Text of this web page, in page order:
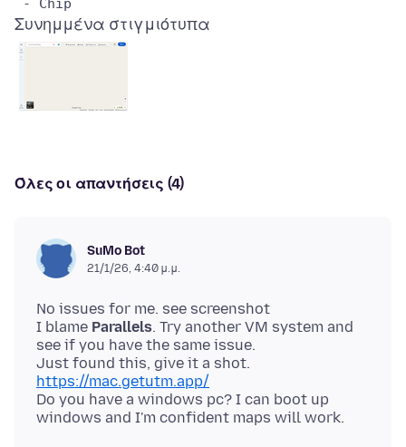
Συνημμένα στιγμιότυπα
Όλες οι απαντήσεις (4)
SuMo Bot
21/1/26, 4:40 μ.μ.
No issues for me. see screenshot
I blame Parallels. Try another VM system and
see if you have the same issue.
Just found this, give it a shot.
https://mac.getutm.app/
Do you have a windows pc? I can boot up